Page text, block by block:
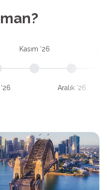
Kasım ‘26
Aralık ‘26